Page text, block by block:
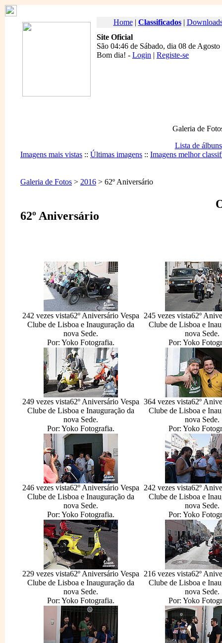
Home| Classificados|
Site Oficial
São 04:46 de Sábado, dia 08 de
Bom dia! - Login | Registe-se
Galeria de
Lista de álbuns
Imagens mais vistas :: Últimas imagens :: Imagens melhor
Galeria de Fotos > 2016 > 62º Aniversário
62º Aniversário
242 vezes vista62º Aniversário Vespa
Clube de Lisboa e Inauguração da
nova Sede.
Por: Yoko Fotografia.
245 vezes vista62º
Clube de Lisboa e
nova Sede.
Por: Yoko
249 vezes vista62º Aniversário Vespa
Clube de Lisboa e Inauguração da
nova Sede.
Por: Yoko Fotografia.
364 vezes vista62º
Clube de Lisboa e
nova Sede.
Por: Yoko
246 vezes vista62º Aniversário Vespa
Clube de Lisboa e Inauguração da
nova Sede.
Por: Yoko Fotografia.
242 vezes vista62º
Clube de Lisboa e
nova Sede.
Por: Yoko
229 vezes vista62º Aniversário Vespa
Clube de Lisboa e Inauguração da
nova Sede.
Por: Yoko Fotografia.
216 vezes vista62º
Clube de Lisboa e
nova Sede.
Por: Yoko